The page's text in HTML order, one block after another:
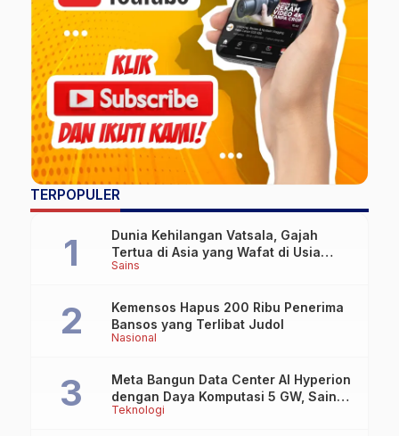
TERPOPULER
Sains
Dunia Kehilangan Vatsala, Gajah
Tertua di Asia yang Wafat di Usia
Lebih dari 100 Tahun
Nasional
Kemensos Hapus 200 Ribu Penerima
Bansos yang Terlibat Judol
Teknologi
Meta Bangun Data Center AI Hyperion
dengan Daya Komputasi 5 GW, Saingi
OpenAI dan Google